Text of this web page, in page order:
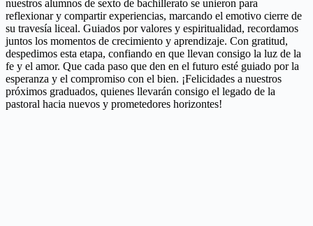
nuestros alumnos de sexto de bachillerato se unieron para
reflexionar y compartir experiencias, marcando el emotivo cierre de
su travesía liceal. Guiados por valores y espiritualidad, recordamos
juntos los momentos de crecimiento y aprendizaje. Con gratitud,
despedimos esta etapa, confiando en que llevan consigo la luz de la
fe y el amor. Que cada paso que den en el futuro esté guiado por la
esperanza y el compromiso con el bien. ¡Felicidades a nuestros
próximos graduados, quienes llevarán consigo el legado de la
pastoral hacia nuevos y prometedores horizontes!